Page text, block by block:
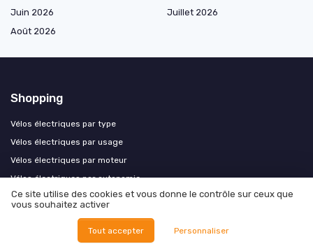
Juin 2026
Juillet 2026
Août 2026
Shopping
Vélos électriques par type
Vélos électriques par usage
Vélos électriques par moteur
Vélos électriques par autonomie
Vélos électriques par batterie
Vélos électriques confort et sécurité
Ce site utilise des cookies et vous donne le contrôle sur ceux que
vous souhaitez activer
Tout accepter Personnaliser